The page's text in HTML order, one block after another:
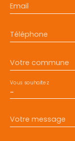
Email
Téléphone
Votre commune
-
Vous souhaitez
Votre message